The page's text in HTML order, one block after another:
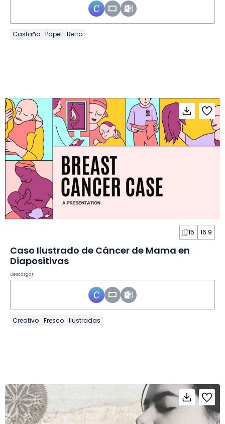
Castaño Papel Retro
15 16:9
Caso Ilustrado de Cáncer de Mama en
Diapositivas
Descargar
Creativo Fresco Ilustradas